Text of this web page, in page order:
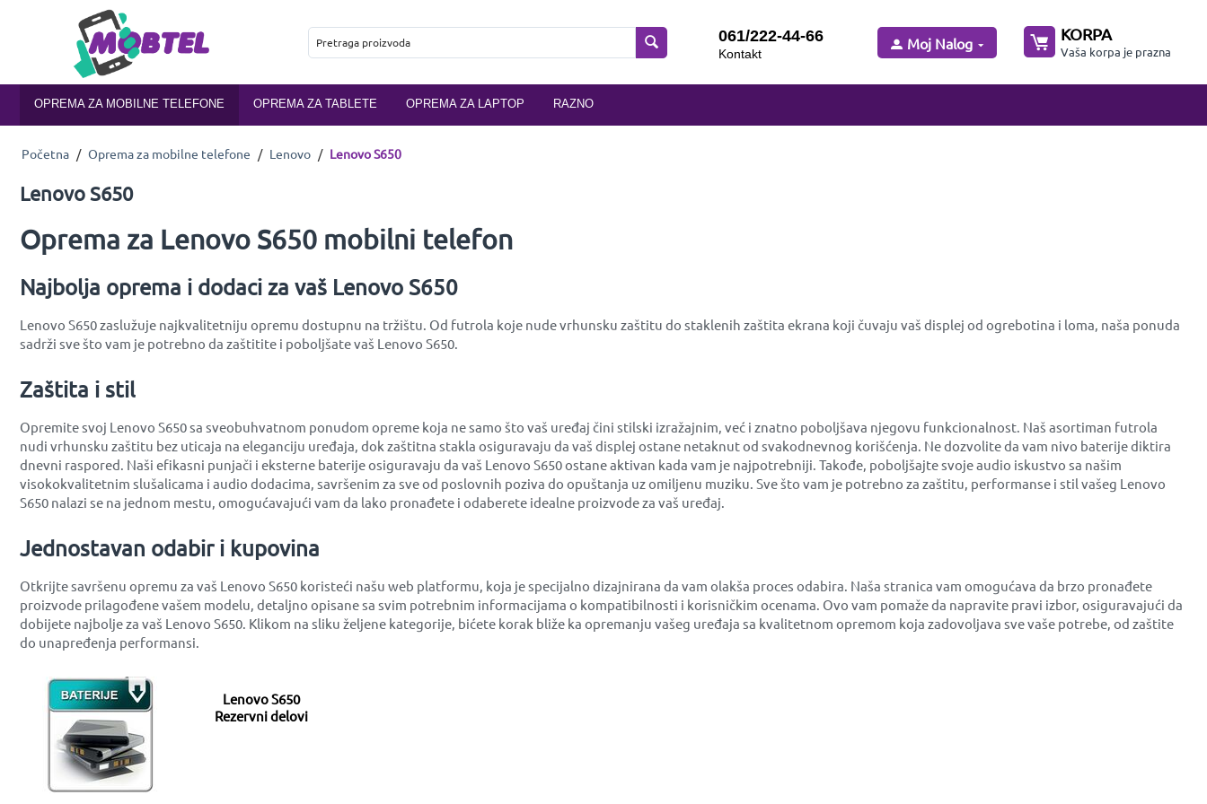
061/222-44-66
Kontakt
Moj Nalog KORPA
Vaša korpa je prazna
OPREMA ZA MOBILNE TELEFONE OPREMA ZA TABLETE OPREMA ZA LAPTOP RAZNO
Početna / Oprema za mobilne telefone / Lenovo / Lenovo S650
Lenovo S650
Oprema za Lenovo S650 mobilni telefon
Najbolja oprema i dodaci za vaš Lenovo S650
Lenovo S650 zaslužuje najkvalitetniju opremu dostupnu na tržištu. Od futrola koje nude vrhunsku zaštitu do staklenih zaštita ekrana koji čuvaju vaš displej od ogrebotina i loma, naša ponuda
sadrži sve što vam je potrebno da zaštitite i poboljšate vaš Lenovo S650.
Zaštita i stil
Opremite svoj Lenovo S650 sa sveobuhvatnom ponudom opreme koja ne samo što vaš uređaj čini stilski izražajnim, već i znatno poboljšava njegovu funkcionalnost. Naš asortiman futrola
nudi vrhunsku zaštitu bez uticaja na eleganciju uređaja, dok zaštitna stakla osiguravaju da vaš displej ostane netaknut od svakodnevnog korišćenja. Ne dozvolite da vam nivo baterije diktira
dnevni raspored. Naši efikasni punjači i eksterne baterije osiguravaju da vaš Lenovo S650 ostane aktivan kada vam je najpotrebniji. Takođe, poboljšajte svoje audio iskustvo sa našim
visokokvalitetnim slušalicama i audio dodacima, savršenim za sve od poslovnih poziva do opuštanja uz omiljenu muziku. Sve što vam je potrebno za zaštitu, performanse i stil vašeg Lenovo
S650 nalazi se na jednom mestu, omogućavajući vam da lako pronađete i odaberete idealne proizvode za vaš uređaj.
Jednostavan odabir i kupovina
Otkrijte savršenu opremu za vaš Lenovo S650 koristeći našu web platformu, koja je specijalno dizajnirana da vam olakša proces odabira. Naša stranica vam omogućava da brzo pronađete
proizvode prilagođene vašem modelu, detaljno opisane sa svim potrebnim informacijama o kompatibilnosti i korisničkim ocenama. Ovo vam pomaže da napravite pravi izbor, osiguravajući da
dobijete najbolje za vaš Lenovo S650. Klikom na sliku željene kategorije, bićete korak bliže ka opremanju vašeg uređaja sa kvalitetnom opremom koja zadovoljava sve vaše potrebe, od zaštite
do unapređenja performansi.
Lenovo S650
Rezervni delovi